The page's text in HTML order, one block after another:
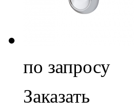
по запросу
Заказать